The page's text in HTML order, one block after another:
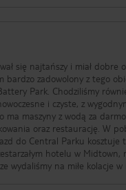
się najtańszy i miał
bardzo zadowolony z tego
Park. Chodziliśmy
i czyste, z
maszyny z wodą za
oraz restaurację. W
do Central Parku kosztuje
hotelu w
wydaliśmy na miłe kolacje